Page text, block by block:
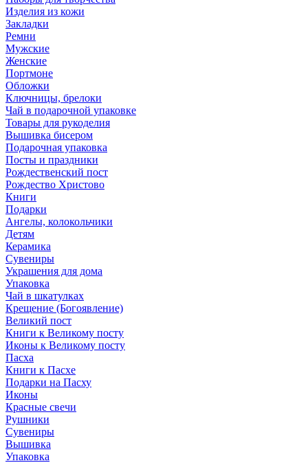
Изделия из кожи
Закладки
Ремни
Мужские
Женские
Портмоне
Обложки
Ключницы, брелоки
Чай в подарочной упаковке
Товары для рукоделия
Вышивка бисером
Подарочная упаковка
Посты и праздники
Рождественский пост
Рождество Христово
Книги
Подарки
Ангелы, колокольчики
Детям
Керамика
Сувениры
Украшения для дома
Упаковка
Чай в шкатулках
Крещение (Богоявление)
Великий пост
Книги к Великому посту
Иконы к Великому посту
Пасха
Книги к Пасхе
Подарки на Пасху
Иконы
Красные свечи
Рушники
Сувениры
Вышивка
Упаковка